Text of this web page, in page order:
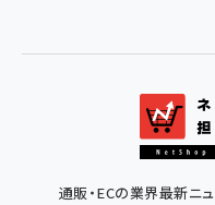
通販・ECの業界最新ニ